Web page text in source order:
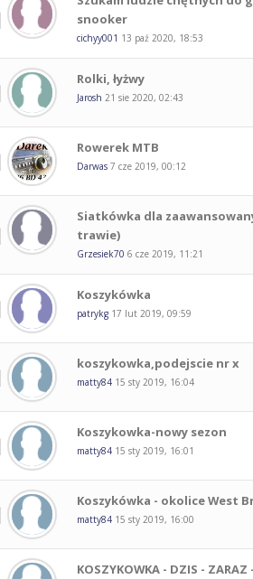
snooker
cichyy001 13 paź 2020, 18:53
Rolki, łyżwy
Jarosh 21 sie 2020, 02:43
Rowerek MTB
Darwas 7 cze 2019, 00:12
Siatkówka dla
trawie)
Grzesiek70 6 cze 2019, 11:21
Koszykówka
patrykg 17 lut 2019, 09:59
koszykowka,podejscie nr x
matty84 15 sty 2019, 16:04
Koszykowka-nowy sezon
matty84 15 sty 2019, 16:01
Koszykówka - okolice West
matty84 15 sty 2019, 16:00
KOSZYKOWKA - DZIS - ZARAZ